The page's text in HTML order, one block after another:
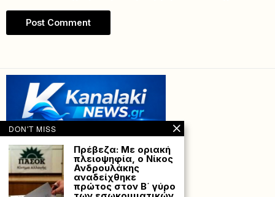
DON'T MISS
Πρέβεζα: Με οριακή
πλειοψηφία, ο Νίκος
Ανδρουλάκης
αναδείχθηκε
πρώτος στον Β΄ γύρο